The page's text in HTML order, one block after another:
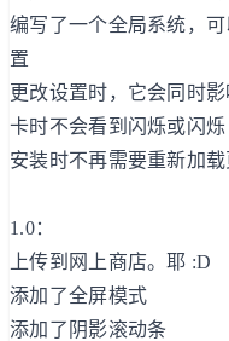
编写了一个全局系统，
置
更改设置时，它会同时
卡时不会看到闪烁或闪烁
安装时不再需要重新加载
1.0：
上传到网上商店。耶 :D
添加了全屏模式
添加了阴影滚动条